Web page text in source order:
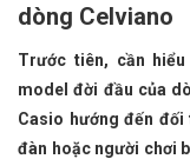
dòng Celviano
Trước tiên, cần
model đời đầu của
Casio hướng đến
đàn hoặc người chơi